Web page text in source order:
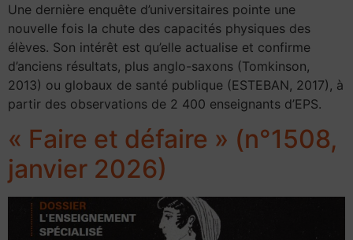
Une dernière enquête d’universitaires pointe une
nouvelle fois la chute des capacités physiques des
élèves. Son intérêt est qu’elle actualise et confirme
d’anciens résultats, plus anglo-saxons (Tomkinson,
2013) ou globaux de santé publique (ESTEBAN, 2017), à
partir des observations de 2 400 enseignants d’EPS.
« Faire et défaire » (n°1508,
janvier 2026)